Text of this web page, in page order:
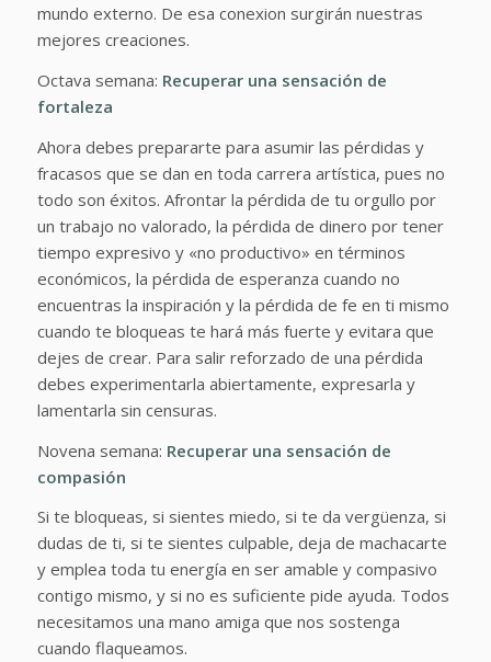
mundo externo. De esa conexion surgirán nuestras
mejores creaciones.
Octava semana: Recuperar una sensación de
fortaleza
Ahora debes prepararte para asumir las pérdidas y
fracasos que se dan en toda carrera artística, pues no
todo son éxitos. Afrontar la pérdida de tu orgullo por
un trabajo no valorado, la pérdida de dinero por tener
tiempo expresivo y «no productivo» en términos
económicos, la pérdida de esperanza cuando no
encuentras la inspiración y la pérdida de fe en ti mismo
cuando te bloqueas te hará más fuerte y evitara que
dejes de crear. Para salir reforzado de una pérdida
debes experimentarla abiertamente, expresarla y
lamentarla sin censuras.
Novena semana: Recuperar una sensación de
compasión
Si te bloqueas, si sientes miedo, si te da vergüenza, si
dudas de ti, si te sientes culpable, deja de machacarte
y emplea toda tu energía en ser amable y compasivo
contigo mismo, y si no es suficiente pide ayuda. Todos
necesitamos una mano amiga que nos sostenga
cuando flaqueamos.